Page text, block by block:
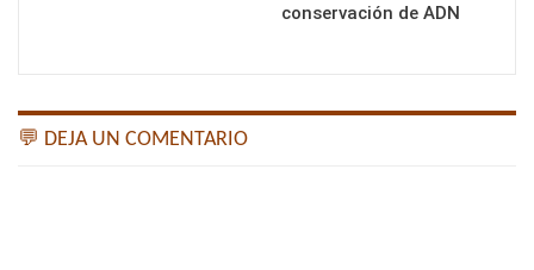
conservación de ADN
💬 DEJA UN COMENTARIO